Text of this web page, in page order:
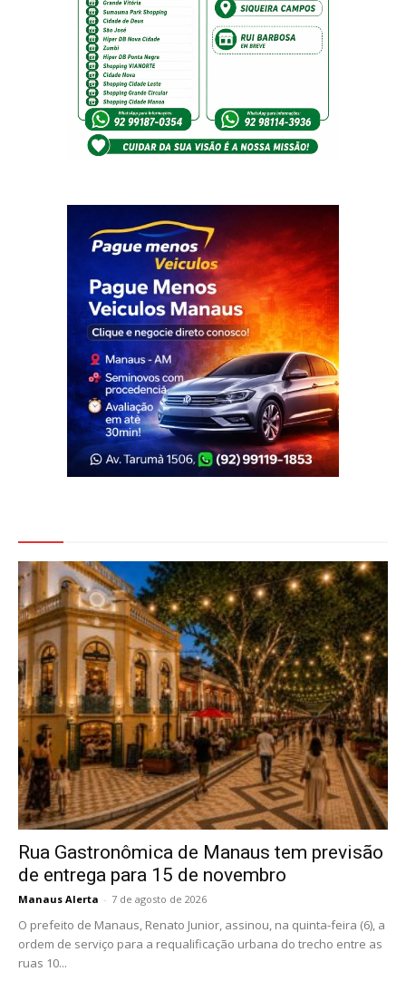
Rua Gastronômica de Manaus tem previsão
de entrega para 15 de novembro
Manaus Alerta - 7 de agosto de 2026
O prefeito de Manaus, Renato Junior, assinou, na quinta-feira (6), a
ordem de serviço para a requalificação urbana do trecho entre as
ruas 10...